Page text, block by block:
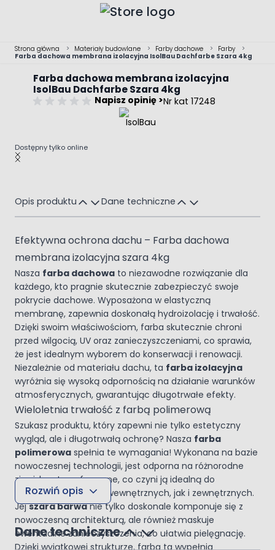
Strona główna > Materiały budowlane > Farby dachowe > Farby
>
Farba dachowa membrana izolacyjna IsolBau Dachfarbe Szara 4kg
Farba dachowa membrana izolacyjna
IsolBau Dachfarbe Szara 4kg
Napisz opinię >Nr kat 17248
Dostępny tylko online
Main image
Click to view image in fullscreen
Opis produktu Dane techniczne
Efektywna ochrona dachu – Farba dachowa
membrana izolacyjna szara 4kg
Nasza farba dachowa to niezawodne rozwiązanie dla
każdego, kto pragnie skutecznie zabezpieczyć swoje
pokrycie dachowe. Wyposażona w elastyczną
membranę, zapewnia doskonałą hydroizolację i trwałość.
Dzięki swoim właściwościom, farba skutecznie chroni
przed wilgocią, UV oraz zanieczyszczeniami, co sprawia,
że jest idealnym wyborem do konserwacji i renowacji.
Niezależnie od materiału dachu, ta farba izolacyjna
wyróżnia się wysoką odpornością na działanie warunków
atmosferycznych, gwarantując długotrwałe efekty.
Wieloletnia trwałość z farbą polimerową
Szukasz produktu, który zapewni nie tylko estetyczny
wygląd, ale i długotrwałą ochronę? Nasza farba
polimerowa spełnia te wymagania! Wykonana na bazie
nowoczesnej technologii, jest odporna na różnorodne
zjawiska atmosferyczne, co czyni ją idealną do
zastosowań zarówno wewnętrznych, jak i zewnętrznych.
Jejszara barwanie tylko doskonale komponuje się z
nowoczesną architekturą, ale również maskuje
ewentualne zanieczyszczenia, co ułatwia pielęgnację.
Dzięki wyjątkowej strukturze, farba ta wypełnia
Rozwiń opis
Dane techniczne